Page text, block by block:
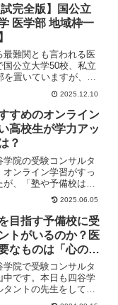
試完全版】国公立
医学部 地域枠一
最難関とも言われる医
公立大学50校、私立
を置いていますが、い
ことは簡単ではありま
2025.12.10
すめのオンライン
高校生が学力アッ
？
学院の受験コンサルタ
オンライン学習がすっ
、「塾や予備校はや
がいい」と思っている
2025.06.05
目指す予備校に受
トがいるのか？医
なものは「心のサ
学院で受験コンサルタ
中です。本日も四谷学
タントの先生をしてい
エピソードをご紹介し